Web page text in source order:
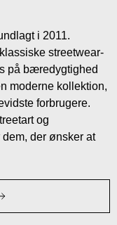
i 2011.
streetwear-
på bæredygtighed
moderne kollektion,
forbrugere.
og
der ønsker at